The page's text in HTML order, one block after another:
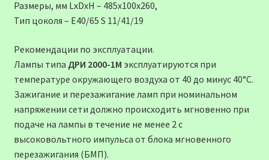
Размеры, мм LxDxH – 485x100x260,
Тип цоколя – Е40/65 S 11/41/19
Рекомендации по эксплуатации.
Лампы типа ДРИ 2000-1М эксплуатируются при
температуре окружающего воздуха от 40 до минус 40°С.
Зажигание и перезажигание ламп при номинальном
напряжении сети должно происходить мгновенно при
подаче на лампы в течение не менее 2 с
высоковольтного импульса от блока мгновенного
перезажигания (БМП).